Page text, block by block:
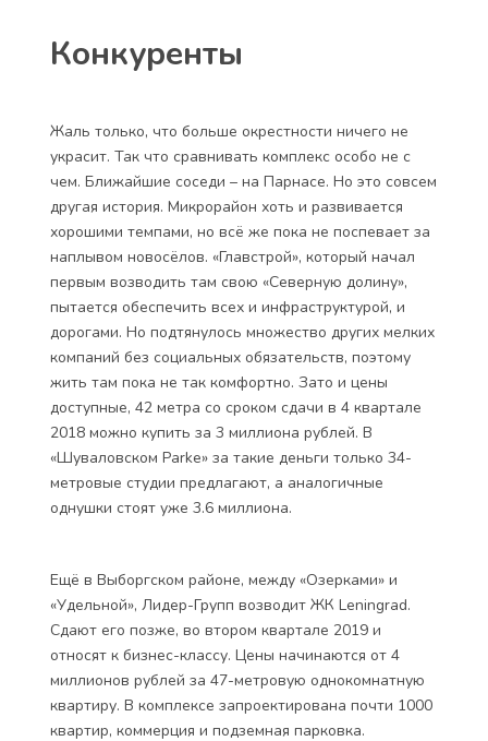
Конкуренты
Жаль только, что больше окрестности ничего не
украсит. Так что сравнивать комплекс особо не с
чем. Ближайшие соседи – на Парнасе. Но это совсем
другая история. Микрорайон хоть и развивается
хорошими темпами, но всё же пока не поспевает за
наплывом новосёлов. «Главстрой», который начал
первым возводить там свою «Северную долину»,
пытается обеспечить всех и инфраструктурой, и
дорогами. Но подтянулось множество других мелких
компаний без социальных обязательств, поэтому
жить там пока не так комфортно. Зато и цены
доступные, 42 метра со сроком сдачи в 4 квартале
2018 можно купить за 3 миллиона рублей. В
«Шуваловском Parke» за такие деньги только 34-
метровые студии предлагают, а аналогичные
однушки стоят уже 3.6 миллиона.
Ещё в Выборгском районе, между «Озерками» и
«Удельной», Лидер-Групп возводит ЖК Leningrad.
Сдают его позже, во втором квартале 2019 и
относят к бизнес-классу. Цены начинаются от 4
миллионов рублей за 47-метровую однокомнатную
квартиру. В комплексе запроектирована почти 1000
квартир, коммерция и подземная парковка.